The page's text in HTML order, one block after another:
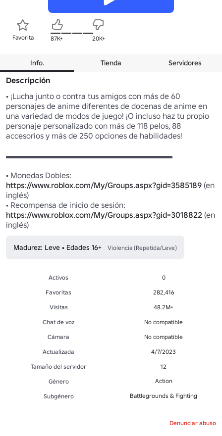
Favorita 87K+ 20K+
Info. Tienda Servidores
Descripción
• ¡Lucha junto o contra tus amigos con más de 60
personajes de anime diferentes de docenas de anime en
una variedad de modos de juego! ¡O incluso haz tu propio
personaje personalizado con más de 118 pelos, 88
accesorios y más de 250 opciones de habilidades!
▬▬▬▬▬▬▬▬▬▬▬▬▬▬▬▬▬▬▬▬▬
https://www.roblox.com/My/Groups.aspx?gid=3585189 (en
inglés)
https://www.roblox.com/My/Groups.aspx?gid=3018822 (en
inglés)
Madurez: Leve • Edades 16+ Violencia (Repetida/Leve)
Activos
0
Favoritas
282,416
Visitas
48.2M+
Chat de voz
No compatible
Cámara
No compatible
Actualizada
4/7/2023
Tamaño del servidor
12
Género
Action
Subgénero Battlegrounds & Fighting
Denunciar abuso